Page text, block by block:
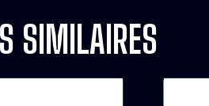
SIMILAIRES